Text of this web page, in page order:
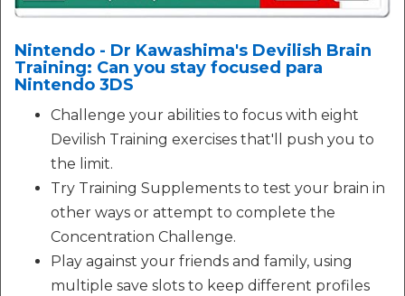
Nintendo - Dr Kawashima's Devilish Brain
Training: Can you stay focused para
Nintendo 3DS
Challenge your abilities to focus with eight
Devilish Training exercises that'll push you to
the limit.
Try Training Supplements to test your brain in
other ways or attempt to complete the
Concentration Challenge.
Play against your friends and family, using
multiple save slots to keep different profiles